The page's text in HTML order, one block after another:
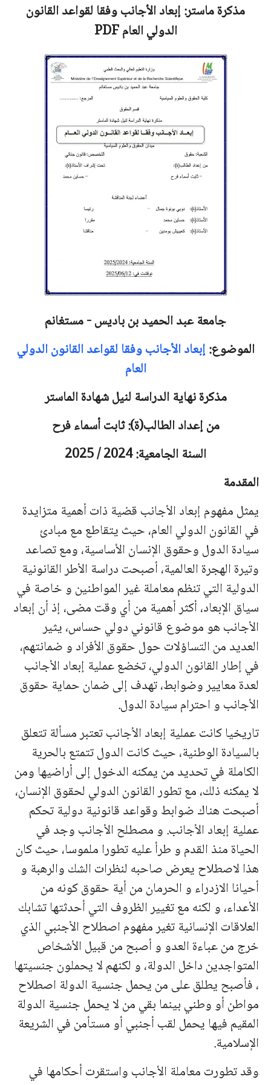
مذكرة ماستر: إبعاد الأجانب وفقا لقواعد القانون
الدولي العامPDF
جامعة عبد الحميد بن باديس - مستغانم
الموضوع:إبعاد الأجانب وفقا لقواعد القانون الدولي
العام
مذكرة نهاية الدراسة لنيل شهادة الماستر
من إعداد الطالب(ة): ثابت أسماء فرح
السنة الجامعية: 2024 / 2025
المقدمة
يمثل مفهوم إبعاد الأجانب قضية ذات أهمية متزايدة
في القانون الدولي العام، حيث يتقاطع مع مبادئ
سيادة الدول وحقوق الإنسان الأساسية، ومع تصاعد
وتيرة الهجرة العالمية، أصبحت دراسة الأطر القانونية
الدولية التي تنظم معاملة غير المواطنين و خاصة في
سياق الإبعاد، أكثر أهمية من أي وقت مضى، إذ أن إبعاد
الأجانب هو موضوع قانوني دولي حساس، يثير
العديد من التساؤلات حول حقوق الأفراد و ضمانتهم،
في إطار القانون الدولي، تخضع عملية إبعاد الأجانب
لعدة معايير وضوابط، تهدف إلى ضمان حماية حقوق
الأجانب و احترام سيادة الدول.
تاريخيا كانت عملية إبعاد الأجانب تعتبر مسألة تتعلق
بالسيادة الوطنية، حيث كانت الدول تتمتع بالحرية
الكاملة في تحديد من يمكنه الدخول إلى أراضيها ومن
لا يمكنه ذلك، مع تطور القانون الدولي لحقوق الإنسان،
أصبحت هناك ضوابط وقواعد قانونية دولية تحكم
عملية إبعاد الأجانب. و مصطلح الأجانب وجد في
الحياة منذ القدم و طرأ عليه تطورا ملموسا، حيث كان
هذا لاصطلاح يعرض صاحبه لنظرات الشك والرهبة و
أحيانا الازدراء و الحرمان من أية حقوق كونه من
الأعداء، و لكنه مع تغيير الظروف التي أحدثتها تشابك
العلاقات الإنسانية تغير مفهوم اصطلاح الأجنبي الذي
خرج من عباءة العدو و أصبح من قبيل الأشخاص
المتواجدين داخل الدولة، و لكنهم لا يحملون جنسيتها
، فأصبح يطلق على من يحمل جنسية الدولة اصطلاح
مواطن أو وطني بينما بقي من لا يحمل جنسية الدولة
المقيم فيها يحمل لقب أجنبي أو مستأمن في الشريعة
الإسلامية.
وقد تطورت معاملة الأجانب واستقرت أحكامها في